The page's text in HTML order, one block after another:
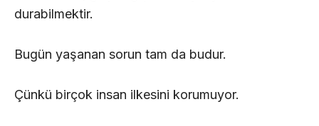
durabilmektir.
Bugün yaşanan sorun tam da budur.
Çünkü birçok insan ilkesini korumuyor.